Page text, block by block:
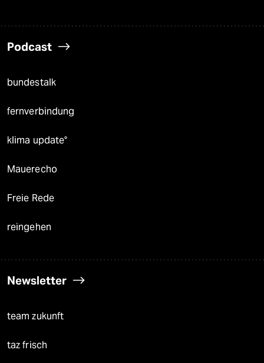
Podcast
bundestalk
fernverbindung
klima update°
Mauerecho
Freie Rede
reingehen
Newsletter
team zukunft
taz frisch